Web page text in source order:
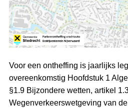
Voor een ontheffing is jaarlijks
overeenkomstig Hoofdstuk 1
§1.9 Bijzondere wetten, artikel
Wegenverkeerswetgeving van de